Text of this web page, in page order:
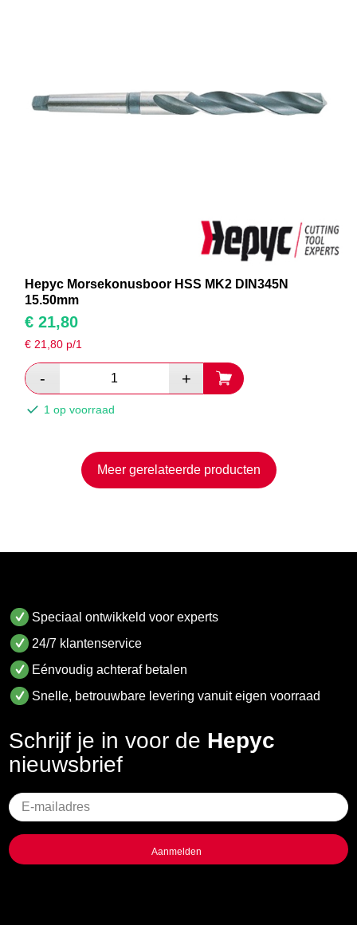
Hepyc Morsekonusboor HSS MK2 DIN345N
15.50mm
€ 21,80
€21,80 p/1
1 op voorraad
Meer gerelateerde producten
Speciaal ontwikkeld voor experts
24/7 klantenservice
Eénvoudig achteraf betalen
Snelle, betrouwbare levering vanuit eigen voorraad
Schrijf je in voor de Hepyc
nieuwsbrief
Geen
titel